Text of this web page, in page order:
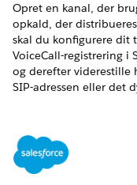
Opret en kanal, der
opkald, der
skal du konfigurere dit
VoiceCall-registrering i
og derefter viderestille
SIP-adressen eller det
Opret kanalen for
dynamisk
Opret en